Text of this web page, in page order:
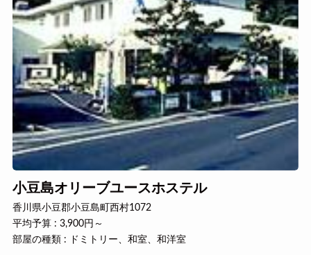
小豆島オリーブユースホステル
香川県小豆郡小豆島町西村1072
平均予算 : 3,900円～
部屋の種類 : ドミトリー、和室、和洋室